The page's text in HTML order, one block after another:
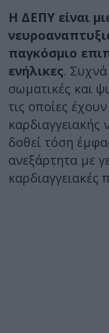
Η ΔΕΠΥ είναι
παγκόσμιο
ενήλικες.
σωματικές και
τις οποίες
δοθεί τόση
ανεξάρτητα με
καρδιαγγειακές